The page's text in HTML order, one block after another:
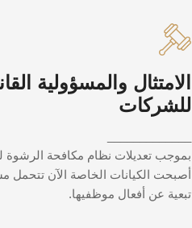
الامتثال والمسؤولية
للشركات
أصبحت الكيانات الخاصة الآن تتحمل
تبعية عن أفعال موظفيها.
الامتثال والمسؤولية
للشركات
بموجب تعديلات نظام مكافحة الرشوة لعام 2021،
عن أفعال موظفيها.